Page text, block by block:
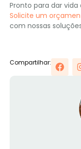
Pronto para dar vida
Solicite um
com nossas
Compartilhar: